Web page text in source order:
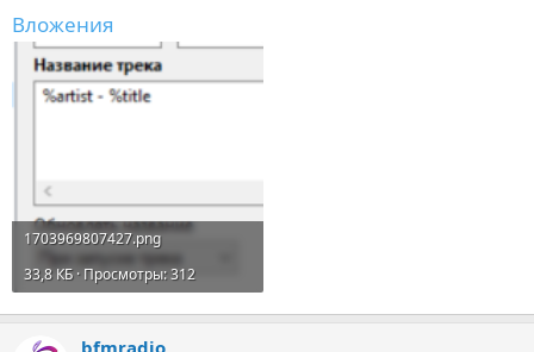
Вложения
1703969807427.png
33,8 КБ · Просмотры: 312
bfmradio